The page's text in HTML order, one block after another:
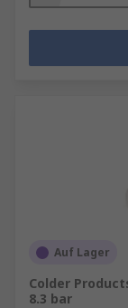
Auf Lager
Colder
8.3 bar